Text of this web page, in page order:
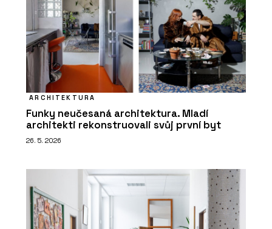
ARCHITEKTURA
Funky neučesaná architektura. Mladí
architekti rekonstruovali svůj první byt
26. 5. 2026